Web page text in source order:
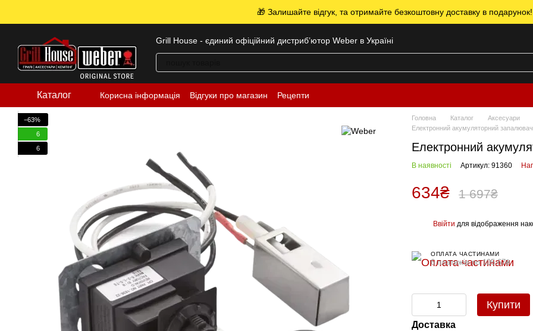
🎁 Залишайте відгук, та отримайте безкоштовну доставку в
Grill House - єдиний офіційний дистрибʼютор Weber в Україні
Каталог Корисна інформація Відгуки про магазин Рецепти
−63%
6
6
Головна Каталог
Аксесуари
Електронний акумуляторний запалювач
Електронний
В наявності Артикул: 91360
634₴ 1 697₴
Ввійти для відображення
ОПЛАТА ЧАСТИНАМИ
6 платежів по 105.67₴
Купити
Доставка